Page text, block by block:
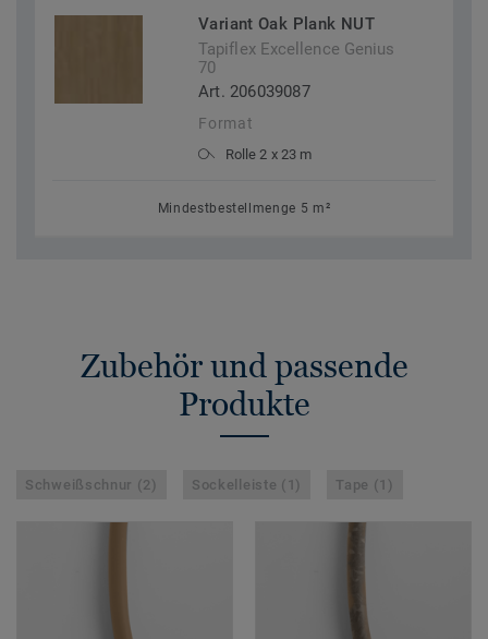
Variant Oak Plank NUT
Tapiflex Excellence Genius
70
Art. 206039087
Format
Rolle 2 x 23 m
Mindestbestellmenge 5 m²
Zubehör und passende
Produkte
Schweißschnur (2) Sockelleiste (1) Tape (1)